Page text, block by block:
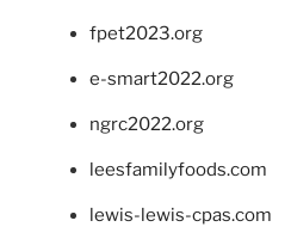
fpet2023.org
e-smart2022.org
ngrc2022.org
leesfamilyfoods.com
lewis-lewis-cpas.com